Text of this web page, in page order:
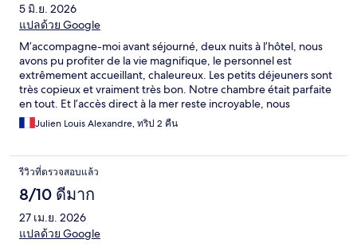
5 มิ.ย. 2026
แปลด้วย Google
M’accompagne-moi avant séjourné, deux nuits à l’hôtel, nous
avons pu profiter de la vie magnifique, le personnel est
extrêmement accueillant, chaleureux. Les petits déjeuners sont
très copieux et vraiment très bon. Notre chambre était parfaite
en tout. Et l’accès direct à la mer reste incroyable, nous
reviendrons et nous recommandons.
Julien Louis Alexandre, ทริป 2 คืน
รีวิวที่ตรวจสอบแล้ว
8/10 ดีมาก
27 เม.ย. 2026
แปลด้วย Google